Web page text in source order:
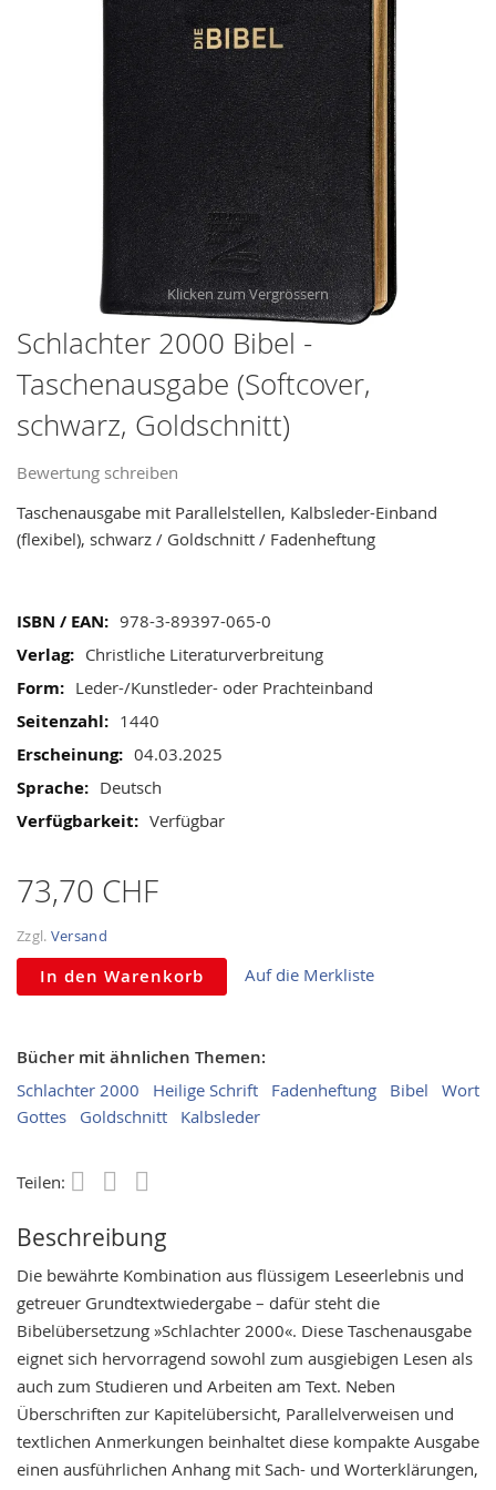
Schlachter 2000 Bibel -
Taschenausgabe (Softcover,
schwarz, Goldschnitt)
Bewertung schreiben
Taschenausgabe mit Parallelstellen, Kalbsleder-Einband
(flexibel), schwarz / Goldschnitt / Fadenheftung
Mehr
Informationen
978-3-89397-065-0
Christliche Literaturverbreitung
Leder-/Kunstleder- oder Prachteinband
1440
04.03.2025
Deutsch
Verfügbar
73,70 CHF
Zzgl. Versand
In den Warenkorb Auf die Merkliste
Bücher mit ähnlichen Themen:
Schlachter 2000 Heilige Schrift Fadenheftung Bibel
Wort
Gottes
Goldschnitt Kalbsleder
Teilen:
Skip
the
beginning
the
gallery
Beschreibung
Die bewährte Kombination aus flüssigem Leseerlebnis und
getreuer Grundtextwiedergabe – dafür steht die
Bibelübersetzung »Schlachter 2000«. Diese Taschenausgabe
eignet sich hervorragend sowohl zum ausgiebigen Lesen als
auch zum Studieren und Arbeiten am Text. Neben
Überschriften zur Kapitelübersicht, Parallelverweisen und
textlichen Anmerkungen beinhaltet diese kompakte Ausgabe
einen ausführlichen Anhang mit Sach- und Worterklärungen,